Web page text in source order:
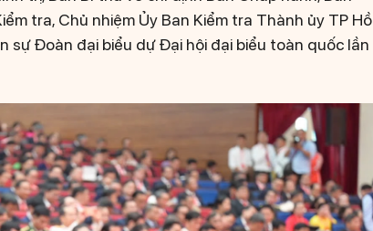
tra, Chủ nhiệm Ủy Ban Kiểm tra Thành ủy TP Hồ
sự Đoàn đại biểu dự Đại hội đại biểu toàn quốc lần